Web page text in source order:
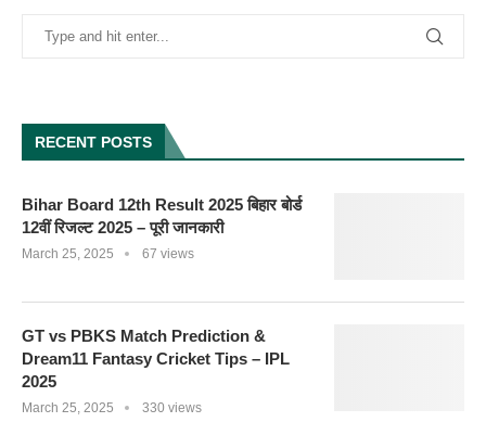
RECENT POSTS
Bihar Board 12th Result 2025 बिहार बोर्ड
12वीं रिजल्ट 2025 – पूरी जानकारी
March 25, 2025 67 views
GT vs PBKS Match Prediction &
Dream11 Fantasy Cricket Tips – IPL
2025
March 25, 2025 330 views